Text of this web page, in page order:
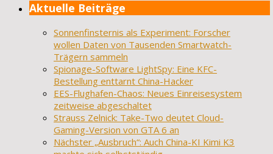
Aktuelle Beiträge
Sonnenfinsternis als Experiment: Forscher
wollen Daten von Tausenden Smartwatch-
Trägern sammeln
Spionage-Software LightSpy: Eine KFC-
Bestellung enttarnt China-Hacker
EES-Flughafen-Chaos: Neues Einreisesystem
zeitweise abgeschaltet
Strauss Zelnick: Take-Two deutet Cloud-
Gaming-Version von GTA 6 an
Nächster „Ausbruch“: Auch China-KI Kimi K3